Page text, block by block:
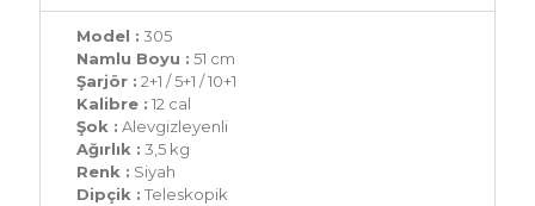
Model : 305
Namlu Boyu : 51 cm
Şarjör : 2+1 / 5+1 / 10+1
Kalibre : 12 cal
Şok : Alevgizleyenli
Ağırlık : 3,5 kg
Renk : Siyah
Dipçik : Teleskopik